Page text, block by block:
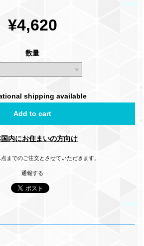
¥4,620
数量
shipping available
Add to cart
国内にお住まいの方向け
までのご注文とさせていただきます。
通報する